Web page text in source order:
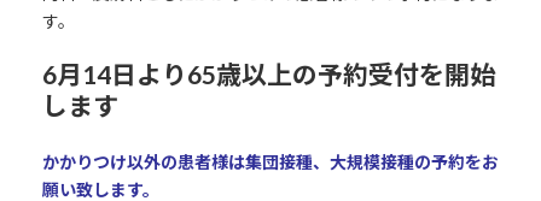
す。
6月14日より65歳以上の予約受付を開始
します
かかりつけ以外の患者様は集団接種、大規模接種の予約をお
願い致します。